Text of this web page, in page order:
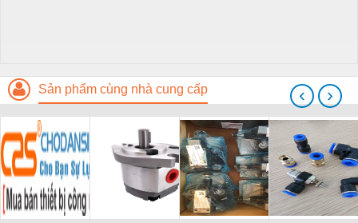
Sản phẩm cùng nhà cung cấp ‹ ›